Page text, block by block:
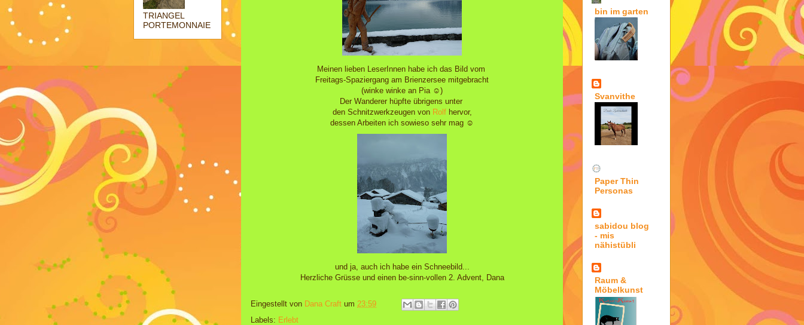
Meinen lieben LeserInnen habe ich das Bild vom
Freitags-Spaziergang am Brienzersee mitgebracht
(winke winke an Pia ☺)
Der Wanderer hüpfte übrigens unter
den Schnitzwerkzeugen von Rolfhervor,
dessen Arbeiten ich sowieso sehr mag ☺
und ja, auch ich habe ein Schneebild...
Herzliche Grüsse und einen be-sinn-vollen 2. Advent, Dana
Eingestellt von Dana Craft um 23:59
Labels: Erlebt
TRIANGEL
PORTEMONNAIE
bin im garten
Svanvithe
Paper Thin
Personas
sabidou blog
- mis
nähistübli
Raum &
Möbelkunst